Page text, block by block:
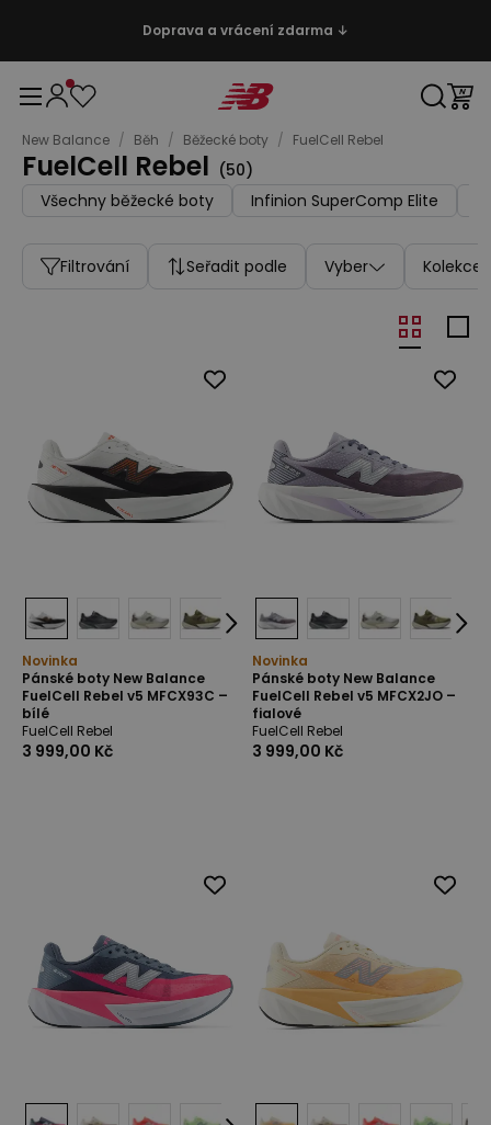
Doprava a vrácení zdarma ↓
New Balance / Běh / Běžecké boty / FuelCell Rebel
FuelCell Rebel (50)
Všechny běžecké boty
Infinion SuperComp Elite
Filtrování Seřadit podle Vyber Kolekce
Novinka
Pánské boty New Balance
FuelCell Rebel v5 MFCX93C –
bílé
FuelCell Rebel
3 999,00 Kč
Novinka
Pánské boty New Balance
FuelCell Rebel v5 MFCX2JO –
fialové
FuelCell Rebel
3 999,00 Kč